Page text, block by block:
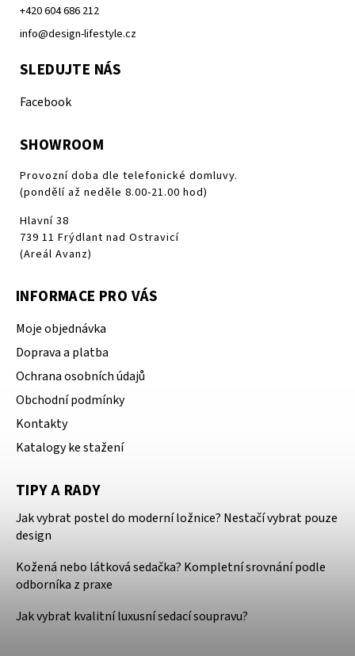
+420 604 686 212
info@design-lifestyle.cz
SLEDUJTE NÁS
Facebook
SHOWROOM
Provozní doba dle telefonické domluvy.
(pondělí až neděle 8.00-21.00 hod)
Hlavní 38
739 11 Frýdlant nad Ostravicí
(Areál Avanz)
INFORMACE PRO VÁS
Moje objednávka
Doprava a platba
Ochrana osobních údajů
Obchodní podmínky
Kontakty
Katalogy ke stažení
TIPY A RADY
Jak vybrat postel do moderní ložnice? Nestačí vybrat pouze
design
Kožená nebo látková sedačka? Kompletní srovnání podle
odborníka z praxe
Jak vybrat kvalitní luxusní sedací soupravu?